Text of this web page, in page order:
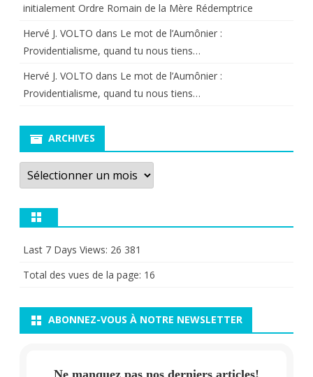
initialement Ordre Romain de la Mère Rédemptrice
Hervé J. VOLTO dans Le mot de l’Aumônier :
Providentialisme, quand tu nous tiens…
Hervé J. VOLTO dans Le mot de l’Aumônier :
Providentialisme, quand tu nous tiens…
ARCHIVES
Archives
Last 7 Days Views: 26 381
Total des vues de la page: 16
ABONNEZ-VOUS À NOTRE NEWSLETTER